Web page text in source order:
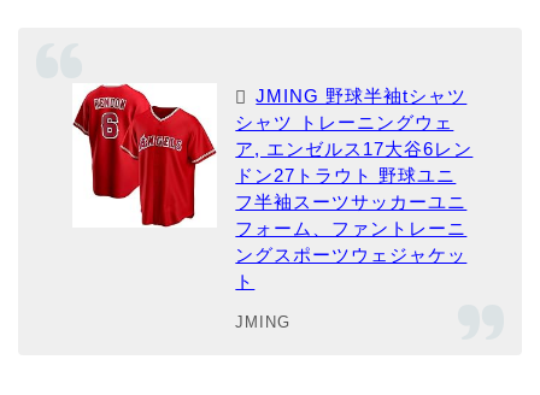
JMING 野球半袖tシャツ
シャツ トレーニングウェ
ア, エンゼルス17大谷6レン
ドン27トラウト 野球ユニ
フ半袖スーツサッカーユニ
フォーム、ファントレーニ
ングスポーツウェジャケッ
ト
JMING